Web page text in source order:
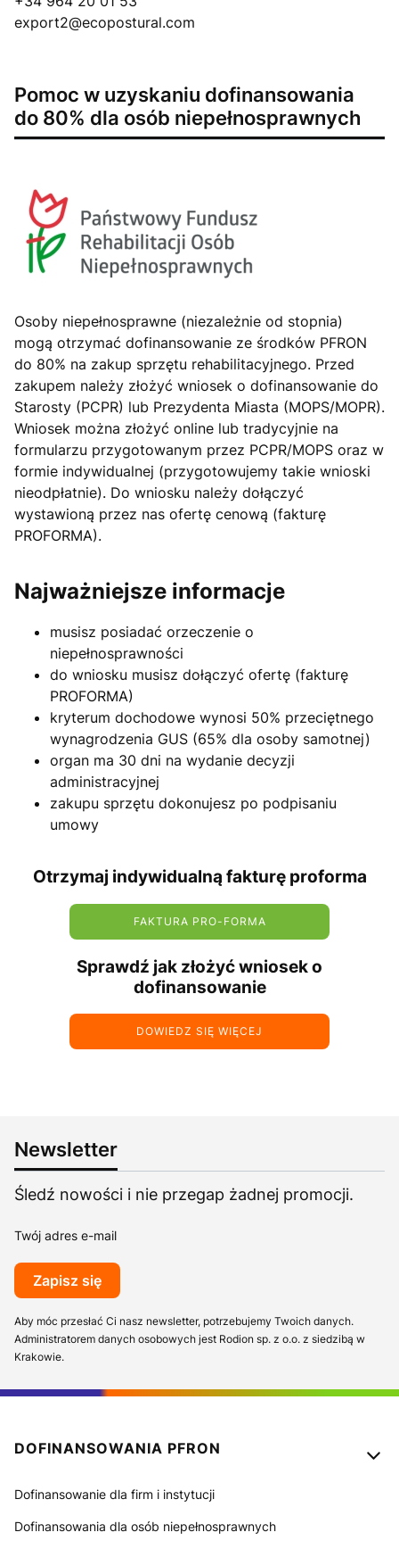
export2@ecopostural.com
Pomoc w uzyskaniu dofinansowania
do 80% dla osób niepełnosprawnych
Osoby niepełnosprawne (niezależnie od stopnia)
mogą otrzymać dofinansowanie ze środków PFRON
do 80% na zakup sprzętu rehabilitacyjnego. Przed
zakupem należy złożyć wniosek o dofinansowanie do
Starosty (PCPR) lub Prezydenta Miasta (MOPS/MOPR).
Wniosek można złożyć online lub tradycyjnie na
formularzu przygotowanym przez PCPR/MOPS oraz w
formie indywidualnej (przygotowujemy takie wnioski
nieodpłatnie). Do wniosku należy dołączyć
wystawioną przez nas ofertę cenową (fakturę
PROFORMA).
Najważniejsze informacje
musisz posiadać orzeczenie o
niepełnosprawności
do wniosku musisz dołączyć ofertę (fakturę
PROFORMA)
kryterum dochodowe wynosi 50% przeciętnego
wynagrodzenia GUS (65% dla osoby samotnej)
organ ma 30 dni na wydanie decyzji
administracyjnej
zakupu sprzętu dokonujesz po podpisaniu
umowy
Otrzymaj indywidualną fakturę proforma
FAKTURA PRO-FORMA
Sprawdź jak złożyć wniosek o
dofinansowanie
DOWIEDZ SIĘ WIĘCEJ
Newsletter
Śledź nowości i nie przegap żadnej promocji.
Twój adres e-mail
Zapisz się
Aby móc przesłać Ci nasz newsletter, potrzebujemy Twoich danych.
Administratorem danych osobowych jest Rodion sp. z o.o. z siedzibą w
Krakowie.
Linki w stopce
DOFINANSOWANIA PFRON
Dofinansowanie dla firm i instytucji
Dofinansowania dla osób niepełnosprawnych